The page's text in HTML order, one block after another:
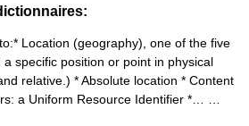
Location (geography), one of the five
specific position or point in physical
relative.) * Absolute location * Content
a Uniform Resource Identifier *… …